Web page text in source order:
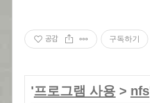
공감 구독하기
'프로그램 사용 > nfs